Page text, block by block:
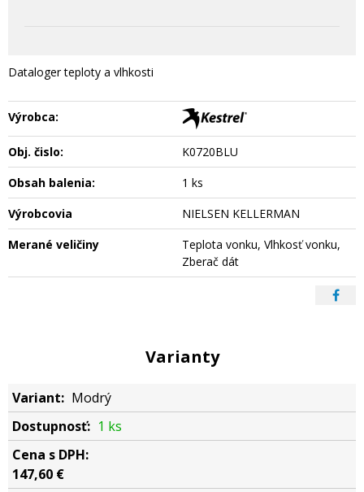
Dataloger teploty a vlhkosti
Výrobca:
Obj. čislo:
K0720BLU
Obsah balenia:
1 ks
Výrobcovia
NIELSEN KELLERMAN
Merané veličiny
Teplota vonku, Vlhkosť vonku,
Zberač dát
Varianty
Modrý
1 ks
147,60 €